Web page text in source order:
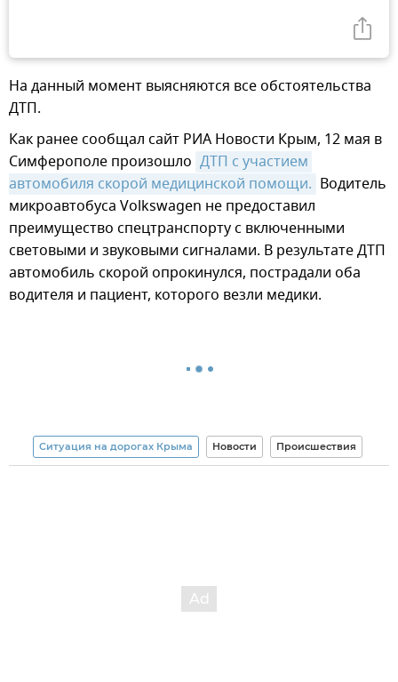
На данный момент выясняются все обстоятельства
ДТП.
Как ранее сообщал сайт РИА Новости Крым, 12 мая в
Симферополе произошло ДТП с участием
автомобиля скорой медицинской помощи. Водитель
микроавтобуса Volkswagen не предоставил
преимущество спецтранспорту с включенными
световыми и звуковыми сигналами. В результате ДТП
автомобиль скорой опрокинулся, пострадали оба
водителя и пациент, которого везли медики.
Ситуация на дорогах Крыма Новости Происшествия